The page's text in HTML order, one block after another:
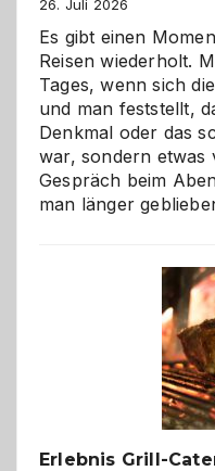
26. Juli 2026
Es gibt einen
Reisen wiederholt.
Tages, wenn sich
und man feststellt,
Denkmal oder das
war, sondern etwas
Gespräch beim
man länger
Erlebnis Grill-